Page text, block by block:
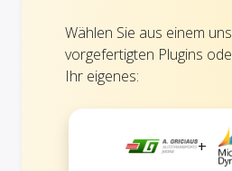
Wählen Sie aus einem
vorgefertigten Plugins
Ihr eigenes:
+